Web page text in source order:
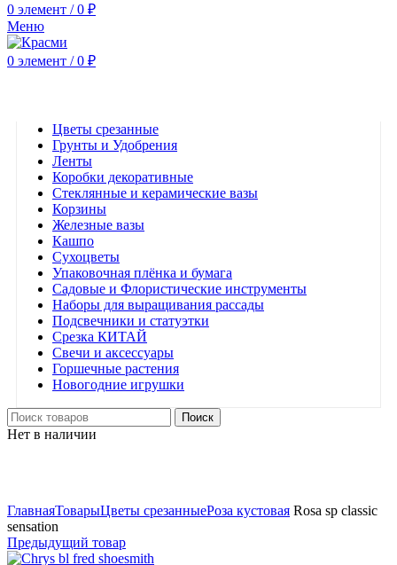
0 элемент / 0 ₽
Меню
0 элемент / 0 ₽
Цветы срезанные
Грунты и Удобрения
Ленты
Коробки декоративные
Стеклянные и керамические вазы
Корзины
Железные вазы
Кашпо
Сухоцветы
Упаковочная плёнка и бумага
Садовые и Флористические инструменты
Наборы для выращивания рассады
Подсвечники и статуэтки
Срезка КИТАЙ
Свечи и аксессуары
Горшечные растения
Новогодние игрушки
Поиск
Нет в наличии
ГлавнаяТоварыЦветы срезанныеРоза кустовая Rosa sp classic
sensation
Предыдущий товар